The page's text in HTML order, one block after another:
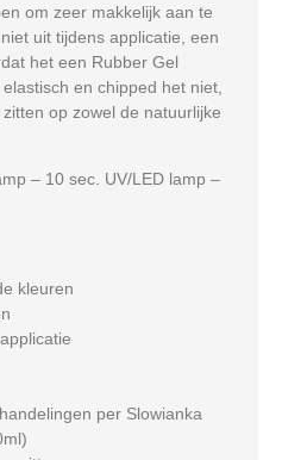
om zeer makkelijk aan te
uit tijdens applicatie, een
het een Rubber Gel
en chipped het niet,
op zowel de natuurlijke
– 10 sec. UV/LED lamp –
kleuren
per Slowianka